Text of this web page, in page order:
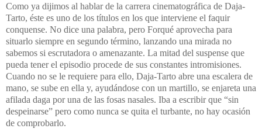
Como ya dijimos al hablar de la carrera cinematográfica de Daja-
Tarto, éste es uno de los títulos en los que interviene el faquir
conquense. No dice una palabra, pero Forqué aprovecha para
situarlo siempre en segundo término, lanzando una mirada no
sabemos si escrutadora o amenazante. La mitad del suspense que
pueda tener el episodio procede de sus constantes intromisiones.
Cuando no se le requiere para ello, Daja-Tarto abre una escalera de
mano, se sube en ella y, ayudándose con un martillo, se enjareta una
afilada daga por una de las fosas nasales. Iba a escribir que “sin
despeinarse” pero como nunca se quita el turbante, no hay ocasión
de comprobarlo.